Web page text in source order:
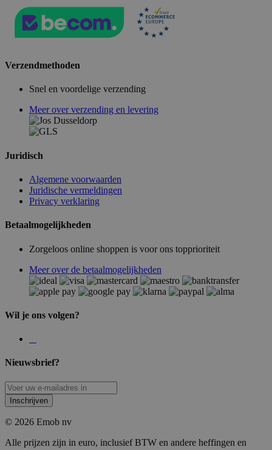
Verzendmethoden
Snel en voordelige verzending
Meer over verzending en levering
Juridisch
Algemene voorwaarden
Juridische vermeldingen
Privacy verklaring
Betaalmogelijkheden
Zorgeloos online shoppen is voor ons topprioriteit
Meer over de betaalmogelijkheden
Wil je ons volgen?
Nieuwsbrief?
Inschrijven
© 2026 Emob nv
Alle prijzen zijn in euro, inclusief BTW en andere heffingen en